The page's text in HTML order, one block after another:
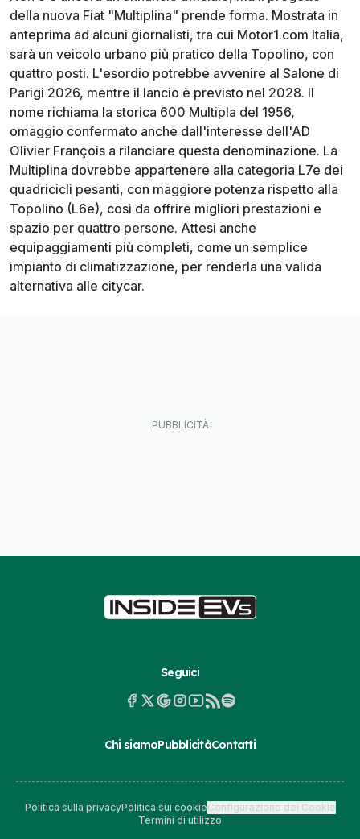
della nuova Fiat "Multiplina" prende forma. Mostrata in
anteprima ad alcuni giornalisti, tra cui Motor1.com Italia,
sarà un veicolo urbano più pratico della Topolino, con
quattro posti. L'esordio potrebbe avvenire al Salone di
Parigi 2026, mentre il lancio è previsto nel 2028. Il
nome richiama la storica 600 Multipla del 1956,
omaggio confermato anche dall'interesse dell'AD
Olivier François a rilanciare questa denominazione. La
Multiplina dovrebbe appartenere alla categoria L7e dei
quadricicli pesanti, con maggiore potenza rispetto alla
Topolino (L6e), così da offrire migliori prestazioni e
spazio per quattro persone. Attesi anche
equipaggiamenti più completi, come un semplice
impianto di climatizzazione, per renderla una valida
alternativa alle citycar.
Seguici
Chi siamoPubblicitàContatti
Politica sulla privacyPolitica sui cookieConfigurazione dei Cookie
Termini di utilizzo